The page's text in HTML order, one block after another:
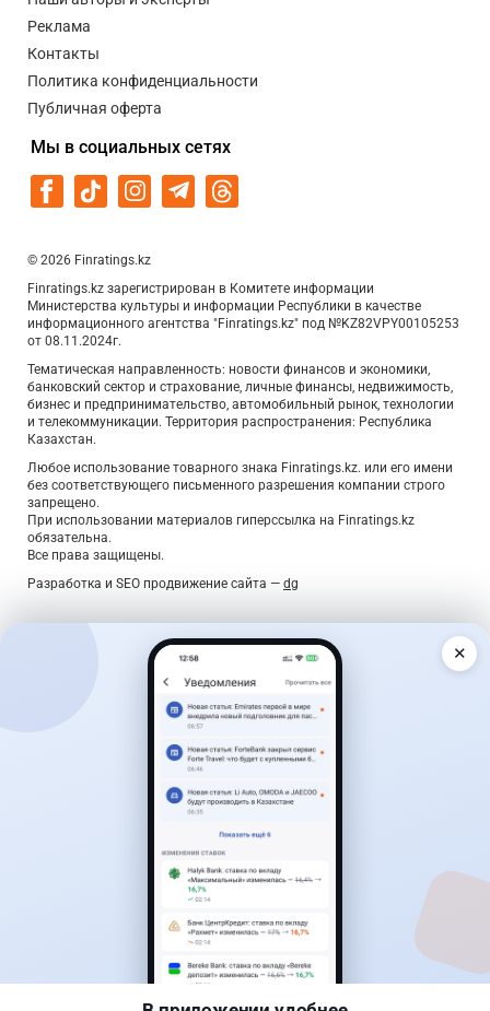
Реклама
Контакты
Политика конфиденциальности
Публичная оферта
Мы в социальных сетях
© 2026 Finratings.kz
Finratings.kz зарегистрирован в Комитете информации
Министерства культуры и информации Республики в качестве
информационного агентства "Finratings.kz" под №KZ82VPY00105253
от 08.11.2024г.
Тематическая направленность: новости финансов и экономики,
банковский сектор и страхование, личные финансы, недвижимость,
бизнес и предпринимательство, автомобильный рынок, технологии
и телекоммуникации. Территория распространения: Республика
Казахстан.
Любое использование товарного знака Finratings.kz. или его имени
без соответствующего письменного разрешения компании строго
запрещено.
При использовании материалов гиперссылка на Finratings.kz
обязательна.
Все права защищены.
Разработка и SEO продвижение сайта — dg
Дайджест о деньгах — раз в неделю
Главные новости, лучшие ставки по вкладам и курсы
валют — коротко, по делу, без спама.
Подтверждение — по ссылке в письме. Отписаться можно в
✕